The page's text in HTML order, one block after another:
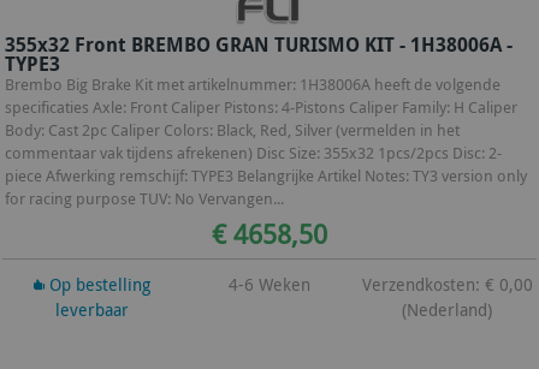
355x32 Front BREMBO GRAN TURISMO KIT - 1H38006A -
TYPE3
Brembo Big Brake Kit met artikelnummer: 1H38006A heeft de volgende
specificaties Axle: Front Caliper Pistons: 4-Pistons Caliper Family: H Caliper
Body: Cast 2pc Caliper Colors: Black, Red, Silver (vermelden in het
commentaar vak tijdens afrekenen) Disc Size: 355x32 1pcs/2pcs Disc: 2-
piece Afwerking remschijf: TYPE3 Belangrijke Artikel Notes: TY3 version only
for racing purpose TUV: No Vervangen...
€ 4658,50
Op bestelling
leverbaar
4-6 Weken
Verzendkosten: € 0,00
(Nederland)